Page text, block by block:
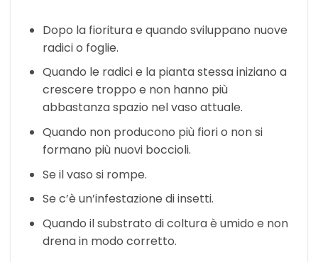
Dopo la fioritura e quando sviluppano nuove
radici o foglie.
Quando le radici e la pianta stessa iniziano a
crescere troppo e non hanno più
abbastanza spazio nel vaso attuale.
Quando non producono più fiori o non si
formano più nuovi boccioli.
Se il vaso si rompe.
Se c’è un’infestazione di insetti.
Quando il substrato di coltura è umido e non
drena in modo corretto.